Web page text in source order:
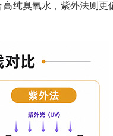
纯臭氧水，紫外法则更